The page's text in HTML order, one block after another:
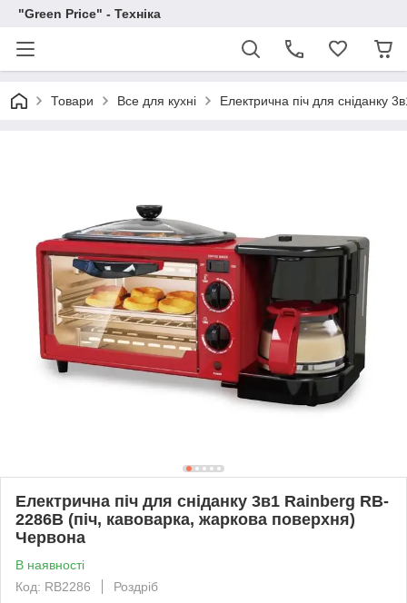
"Green Price" - Техніка
Товари Все для кухні Електрична піч для сніданку
Електрична піч для сніданку 3в1 Rainberg RB-
2286B (піч, кавоварка, жаркова поверхня)
Червона
В наявності
Код: RB2286
Роздріб